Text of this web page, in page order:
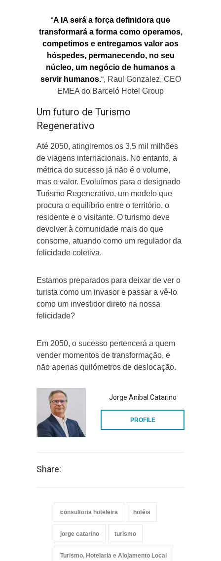
“A IA será a força definidora que
transformará a forma como operamos,
competimos e entregamos valor aos
hóspedes, permanecendo, no seu
núcleo, um negócio de humanos a
servir humanos.“, Raul Gonzalez, CEO
EMEA do Barceló Hotel Group
Um futuro de Turismo
Regenerativo
Até 2050, atingiremos os 3,5 mil milhões
de viagens internacionais. No entanto, a
métrica do sucesso já não é o volume,
mas o valor. Evoluímos para o designado
Turismo Regenerativo, um modelo que
procura o equilíbrio entre o território, o
residente e o visitante. O turismo deve
devolver à comunidade mais do que
consome, atuando como um regulador da
felicidade coletiva.
Estamos preparados para deixar de ver o
turista como um invasor e passar a vê-lo
como um investidor direto na nossa
felicidade?
Em 2050, o sucesso pertencerá a quem
vender momentos de transformação, e
não apenas quilómetros de deslocação.
Jorge Aníbal Catarino
PROFILE
Share:
consultoria hoteleira hotéis
jorge catarino turismo
Turismo, Hotelaria e Alojamento Local